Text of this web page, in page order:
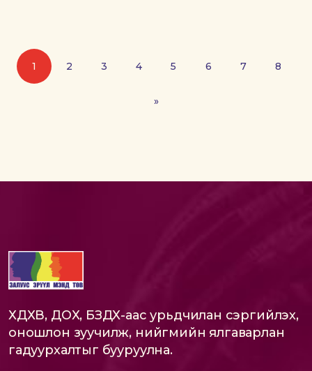
1 2 3 4 5 6 7 8
»
ХДХВ, ДОХ, БЗДХ-аас урьдчилан сэргийлэх,
оношлон зуучилж, нийгмийн ялгаварлан
гадуурхалтыг бууруулна.